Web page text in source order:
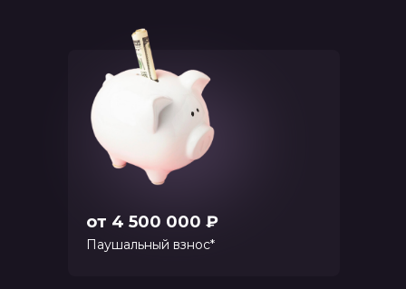
от 4 500 000 ₽
Паушальный взнос*